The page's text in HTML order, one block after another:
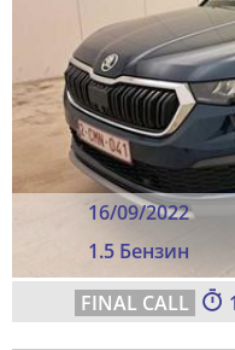
16/09/2022
1.5 Бензин